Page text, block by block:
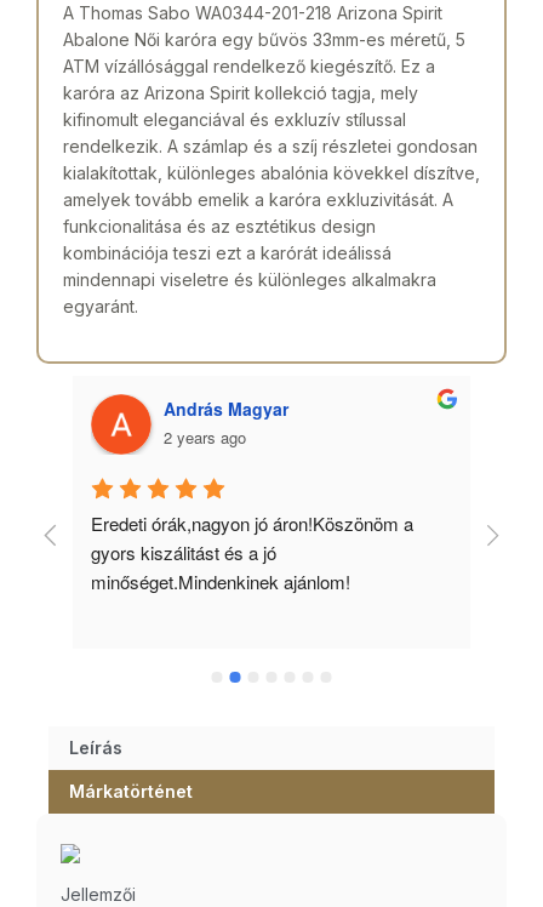
A Thomas Sabo WA0344-201-218 Arizona Spirit
Abalone Női karóra egy bűvös 33mm-es méretű, 5
ATM vízállósággal rendelkező kiegészítő. Ez a
karóra az Arizona Spirit kollekció tagja, mely
kifinomult eleganciával és exkluzív stílussal
rendelkezik. A számlap és a szíj részletei gondosan
kialakítottak, különleges abalónia kövekkel díszítve,
amelyek tovább emelik a karóra exkluzivitását. A
funkcionalitása és az esztétikus design
kombinációja teszi ezt a karórát ideálissá
mindennapi viseletre és különleges alkalmakra
egyaránt.
András Magyar
2 years ago
Eredeti órák,nagyon jó áron!Köszönöm a
gyors kiszálitást és a jó
minőséget.Mindenkinek ajánlom!
Leírás
Márkatörténet
Jellemzői